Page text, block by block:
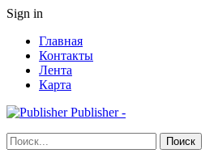
Sign in
Главная
Контакты
Лента
Карта
Publisher -